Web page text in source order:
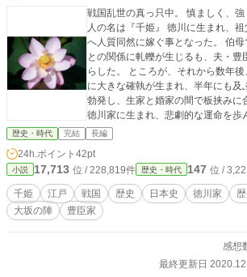
戦国乱世の真っ只中。 慎ましく、強く生きた姫がいた。 その
人の名は『千姫』 徳川に生まれ、祖父の謀略によって豊臣家
へ人質同然に嫁ぐ事となった。 伯母であり、義母となる淀殿
との関係に軋轢が生じるも、夫・豊
らした。 ところが、それから数年後、豊臣家と徳川家との間
に大きな確執が生まれ、半年にも及
勃発し、生家と婚家の間で板挟みに合って
徳川家に生まれ、悲劇的な運命を歩
女としての幸福を探す波乱万丈の物語である。
実を元にしたフィクションです。
歴史・時代 完結 長編
24h.ポイント 42pt
小説 17,713 位 / 228,819件 歴史・時代 147 位 /
千姫 江戸 戦国 歴史 日本史 徳川家
大坂の陣
豊臣家
感想
最終更新日